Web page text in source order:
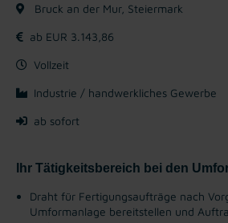
Bruck an der Mur, Steiermark
ab EUR 3.143,86
Vollzeit
Industrie / handwerkliches Gewerbe
ab sofort
Ihr Tätigkeitsbereich bei den
Draht für Fertigungsaufträge nach
Umformanlage bereitstellen und